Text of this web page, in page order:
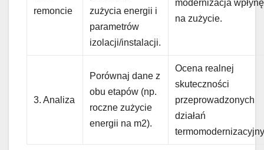
remoncie
zużycia energii i
parametrów
izolacji/instalacji.
modernizacja
na zużycie.
3. Analiza
Porównaj dane z
obu etapów (np.
roczne zużycie
energii na m2).
Ocena realnej
skuteczności
przeprowadzonych
działań